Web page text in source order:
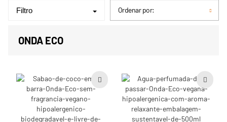
ONDA ECO
Ordenar por:
Filtro